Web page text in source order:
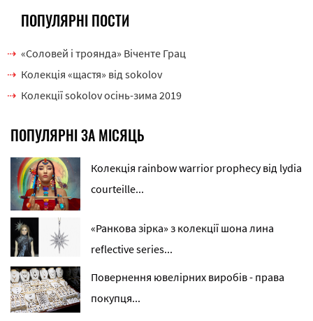
ПОПУЛЯРНІ ПОСТИ
«Соловей і троянда» Віченте Грац
Колекція «щастя» від sokolov
Колекції sokolov осінь-зима 2019
ПОПУЛЯРНІ ЗА МІСЯЦЬ
Колекція rainbow warrior prophecy від lydia
courteille...
«Ранкова зірка» з колекції шона лина
reflective series...
Повернення ювелірних виробів - права
покупця...